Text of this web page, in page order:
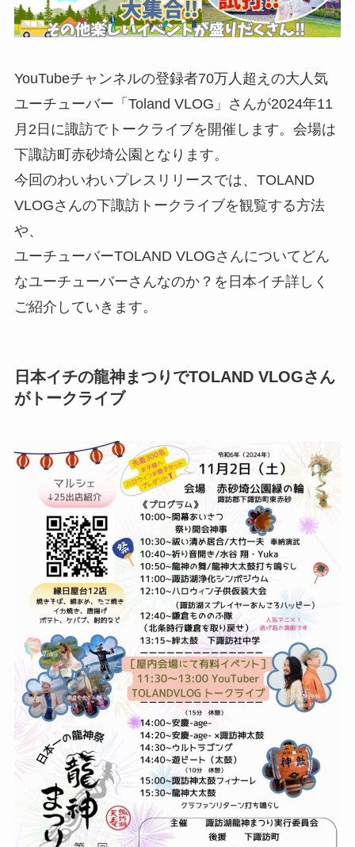
YouTubeチャンネルの登録者70万人超えの大人気
ユーチューバー「Toland VLOG」さんが2024年11
月2日に諏訪でトークライブを開催します。会場は
下諏訪町赤砂埼公園となります。
今回のわいわいプレスリリースでは、TOLAND
VLOGさんの下諏訪トークライブを観覧する方法
や、
ユーチューバーTOLAND VLOGさんについてどん
なユーチューバーさんなのか？を日本イチ詳しく
ご紹介していきます。
日本イチの龍神まつりでTOLAND VLOGさん
がトークライブ